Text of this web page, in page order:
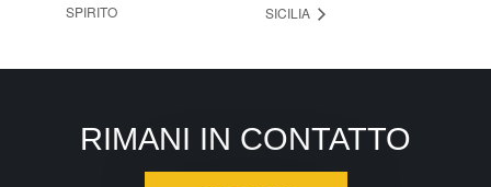
SPIRITO
SICILIA
RIMANI IN CONTATTO